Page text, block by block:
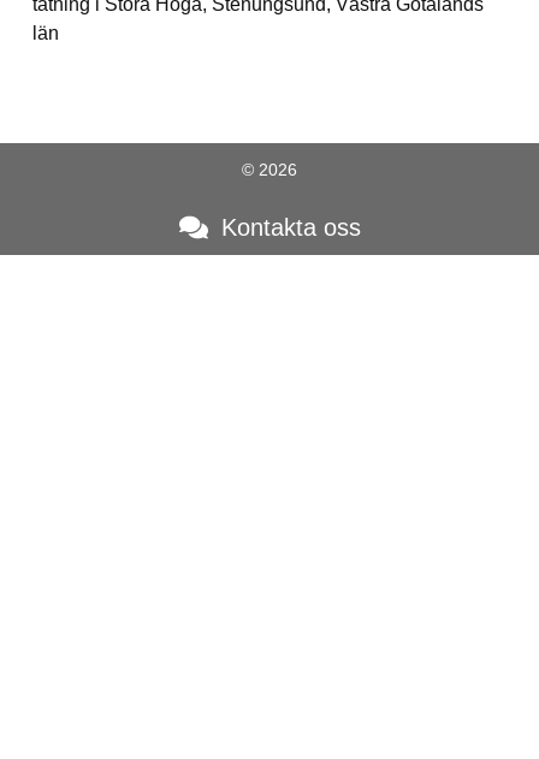
län
© 2026
Kontakta oss